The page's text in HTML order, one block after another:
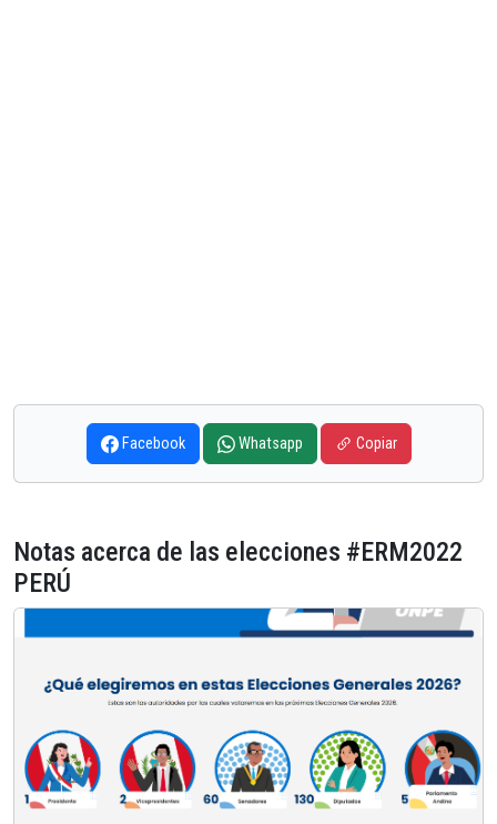
Facebook Whatsapp Copiar
Notas acerca de las elecciones #ERM2022
PERÚ